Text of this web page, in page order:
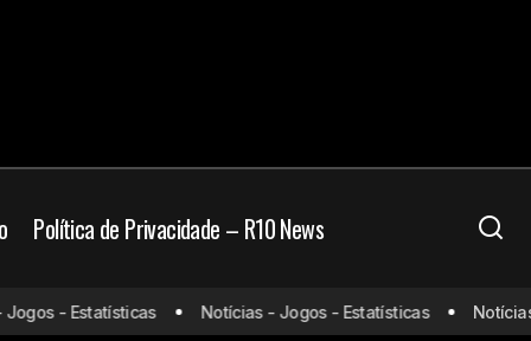
Política de Privacidade – R10 News
Iniesta anuncia
Seleção Brasileira: Botafogo supera
Real Madrid
- Estatísticas Notícias - Jogos - Estatísticas Notícias -